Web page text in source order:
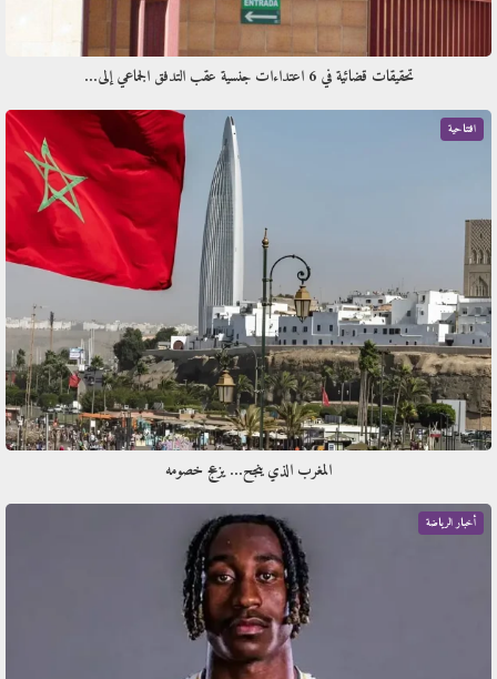
تحقيقات قضائية في 6 اعتداءات جنسية عقب التدفق الجماعي إلى…
افتتاحية
المغرب الذي ينجح… يزعج خصومه
أخبار الرياضة